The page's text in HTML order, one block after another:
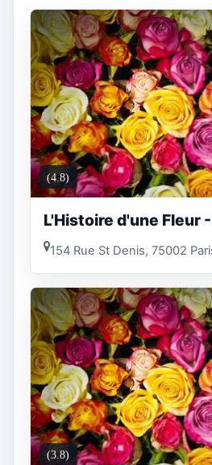
(4.8)
L'Histoire d'une Fleur
154 Rue St Denis, 75002
(3.8)